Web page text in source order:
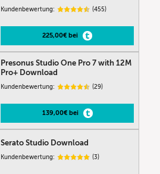
Kundenbewertung: (455)
225,00€ bei
Presonus Studio One Pro 7 with 12M
Pro+ Download
Kundenbewertung: (29)
139,00€ bei
Serato Studio Download
Kundenbewertung: (3)